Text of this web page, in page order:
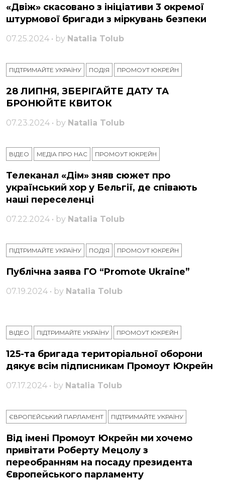
«Двіж» скасовано з ініціативи 3 окремої
штурмової бригади з міркувань безпеки
07.25.2024 • by Natalia Tolub
ПІДТРИМАЙТЕ УКРАЇНУ ПОДІЯ ПРОМОУТ ЮКРЕЙН
28 ЛИПНЯ, ЗБЕРІГАЙТЕ ДАТУ ТА
БРОНЮЙТЕ КВИТОК
07.23.2024 • by Natalia Tolub
ВІДЕО МЕДІА ПРО НАС ПРОМОУТ ЮКРЕЙН
Телеканал «Дім» зняв сюжет про
український хор у Бельгії, де співають
наші переселенці
07.22.2024 • by Natalia Tolub
ПІДТРИМАЙТЕ УКРАЇНУ ПОДІЯ ПРОМОУТ ЮКРЕЙН
Публічна заява ГО “Promote Ukraine”
07.19.2024 • by Natalia Tolub
ВІДЕО ПІДТРИМАЙТЕ УКРАЇНУ ПРОМОУТ ЮКРЕЙН
125-та бригада територіальної оборони
дякує всім підписникам Промоут Юкрейн
07.17.2024 • by Natalia Tolub
ЄВРОПЕЙСЬКИЙ ПАРЛАМЕНТ ПІДТРИМАЙТЕ УКРАЇНУ
Від імені Промоут Юкрейн ми хочемо
привітати Роберту Мецолу з
переобранням на посаду президента
Європейського парламенту